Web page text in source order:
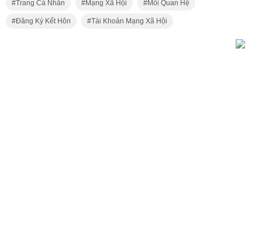
Trang Cá Nhân Mạng Xã Hội Mối Quan Hệ
Đăng Ký Kết Hôn Tài Khoản Mạng Xã Hội